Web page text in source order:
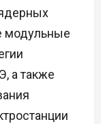
модульные
а также